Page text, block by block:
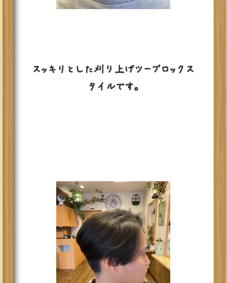
スッキリとした刈り上げツーブロックス
タイルです。